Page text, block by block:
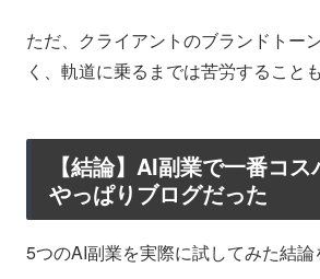
ただ、クライアントのブランドトー
く、軌道に乗るまでは苦労することも
【結論】AI副業で一番コ
やっぱりブログだった
5つのAI副業を実際に試してみた結論